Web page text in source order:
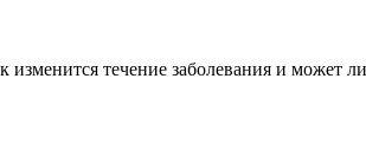
течение заболевания и может